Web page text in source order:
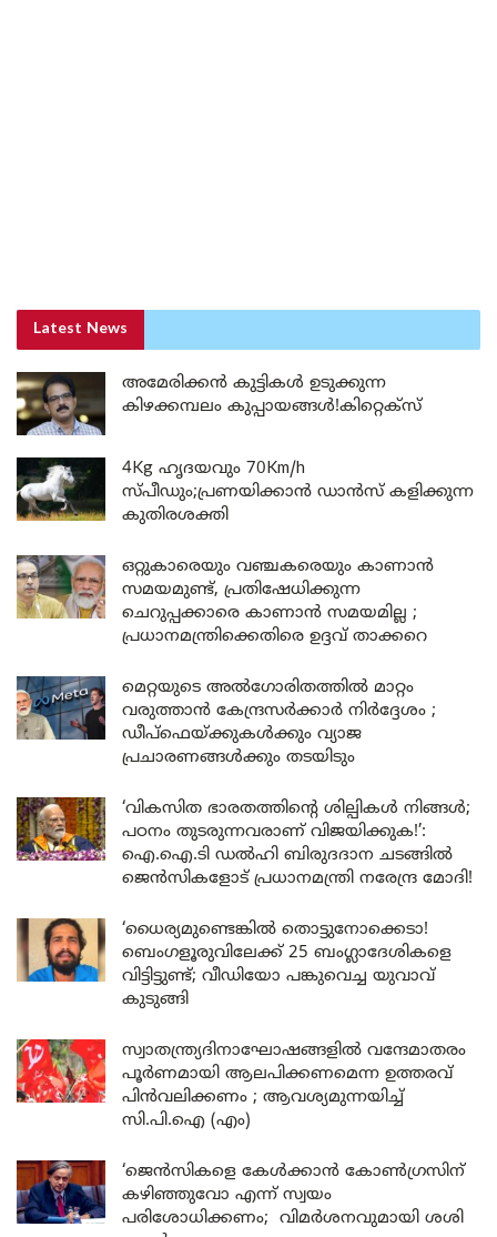
Latest News
അമേരിക്കൻ കുട്ടികൾ ഉടുക്കുന്ന
കിഴക്കമ്പലം കുപ്പായങ്ങൾ!കിറ്റെക്സ്
4Kg ഹൃദയവും 70Km/h
സ്പീഡും;പ്രണയിക്കാൻ ഡാൻസ് കളിക്കുന്ന
കുതിരശക്തി
ഒറ്റുകാരെയും വഞ്ചകരെയും കാണാൻ
സമയമുണ്ട്, പ്രതിഷേധിക്കുന്ന
ചെറുപ്പക്കാരെ കാണാൻ സമയമില്ല ;
പ്രധാനമന്ത്രിക്കെതിരെ ഉദ്ദവ് താക്കറെ
മെറ്റയുടെ അൽഗോരിതത്തിൽ മാറ്റം
വരുത്താൻ കേന്ദ്രസർക്കാർ നിർദ്ദേശം ;
ഡീപ്‌ഫെയ്ക്കുകൾക്കും വ്യാജ
പ്രചാരണങ്ങൾക്കും തടയിടും
‘വികസിത ഭാരതത്തിന്റെ ശില്പികൾ നിങ്ങൾ;
പഠനം തുടരുന്നവരാണ് വിജയിക്കുക!’:
ഐ.ഐ.ടി ഡൽഹി ബിരുദദാന ചടങ്ങിൽ
ജെൻസികളോട് പ്രധാനമന്ത്രി നരേന്ദ്ര മോദി!
‘ധൈര്യമുണ്ടെങ്കിൽ തൊട്ടുനോക്കെടാ!
ബെംഗളൂരുവിലേക്ക് 25 ബംഗ്ലാദേശികളെ
വിട്ടിട്ടുണ്ട്; വീഡിയോ പങ്കുവെച്ച യുവാവ്
കുടുങ്ങി
സ്വാതന്ത്ര്യദിനാഘോഷങ്ങളിൽ വന്ദേമാതരം
പൂർണമായി ആലപിക്കണമെന്ന ഉത്തരവ്
പിൻവലിക്കണം ; ആവശ്യമുന്നയിച്ച്
സി.പി.ഐ (എം)
‘ജെൻസികളെ കേൾക്കാൻ കോൺഗ്രസിന്
കഴിഞ്ഞുവോ എന്ന് സ്വയം
പരിശോധിക്കണം; വിമർശനവുമായി ശശി